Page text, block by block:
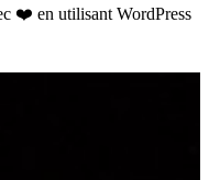
❤️ en utilisant WordPress